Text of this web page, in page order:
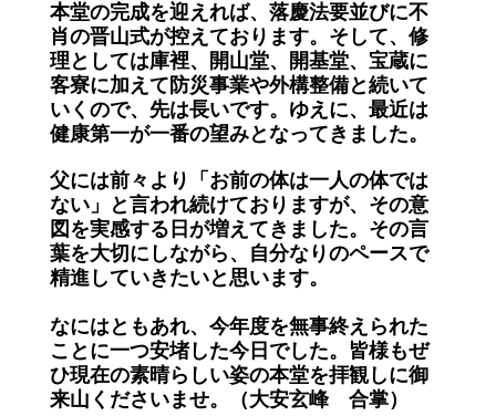
本堂の完成を迎えれば、落慶法要並びに不
肖の晋山式が控えております。そして、修
理としては庫裡、開山堂、開基堂、宝蔵に
客寮に加えて防災事業や外構整備と続いて
いくので、先は長いです。ゆえに、最近は
健康第一が一番の望みとなってきました。
父には前々より「お前の体は一人の体では
ない」と言われ続けておりますが、その意
図を実感する日が増えてきました。その言
葉を大切にしながら、自分なりのペースで
精進していきたいと思います。
なにはともあれ、今年度を無事終えられた
ことに一つ安堵した今日でした。皆様もぜ
ひ現在の素晴らしい姿の本堂を拝観しに御
来山くださいませ。（大安玄峰 合掌）